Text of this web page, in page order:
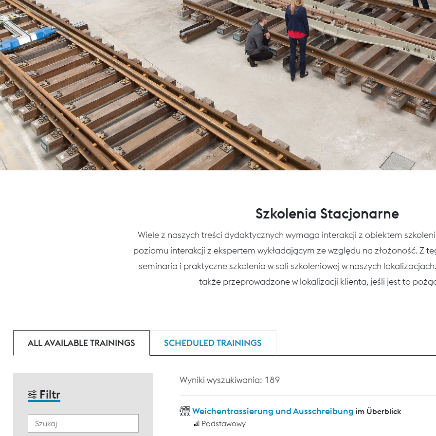
Szkolenia Stacjonarne
Wiele z naszych treści dydaktycznych wymaga interakcji z obiektem
poziomu interakcji z ekspertem wykładającym ze względu na złożoność. Z
seminaria i praktyczne szkolenia w sali szkoleniowej w naszych
także przeprowadzone w lokalizacji klienta, jeśli jest to
ALL AVAILABLE TRAININGS SCHEDULED TRAININGS
Filtr
Wyniki wyszukiwania: 189
Weichentrassierung und Ausschreibung im Überblick
Podstawowy